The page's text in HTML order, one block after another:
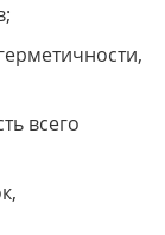
всего